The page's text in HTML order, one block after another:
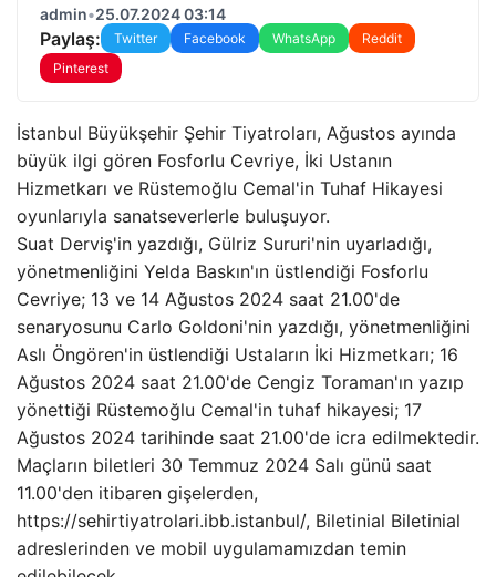
admin•25.07.2024 03:14
Paylaş: Twitter Facebook WhatsApp
Reddit
Pinterest
İstanbul Büyükşehir Şehir Tiyatroları, Ağustos ayında
büyük ilgi gören Fosforlu Cevriye, İki Ustanın
Hizmetkarı ve Rüstemoğlu Cemal'in Tuhaf Hikayesi
oyunlarıyla sanatseverlerle buluşuyor.
Suat Derviş'in yazdığı, Gülriz Sururi'nin uyarladığı,
yönetmenliğini Yelda Baskın'ın üstlendiği Fosforlu
Cevriye; 13 ve 14 Ağustos 2024 saat 21.00'de
senaryosunu Carlo Goldoni'nin yazdığı, yönetmenliğini
Aslı Öngören'in üstlendiği Ustaların İki Hizmetkarı; 16
Ağustos 2024 saat 21.00'de Cengiz Toraman'ın yazıp
yönettiği Rüstemoğlu Cemal'in tuhaf hikayesi; 17
Ağustos 2024 tarihinde saat 21.00'de icra edilmektedir.
Maçların biletleri 30 Temmuz 2024 Salı günü saat
11.00'den itibaren gişelerden,
https://sehirtiyatrolari.ibb.istanbul/, Biletinial Biletinial
adreslerinden ve mobil uygulamamızdan temin